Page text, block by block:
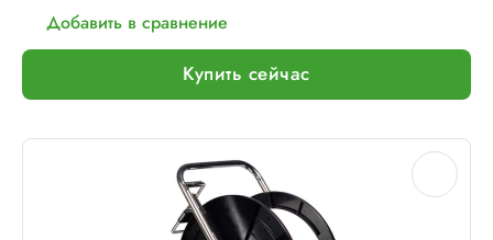
Добавить в сравнение
Купить сейчас